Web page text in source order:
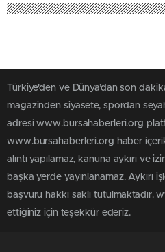
Türkiye'den ve Dünya’dan son
magazinden siyasete, spordan
adresi www.bursahaberleri.org
www.bursahaberleri.org haber
alıntı yapılamaz, kanuna aykırı ve
başka yerde yayınlanamaz. Aykırı
başvuru hakkı saklı tutulmaktadır.
ettiğiniz için teşekkür ederiz.